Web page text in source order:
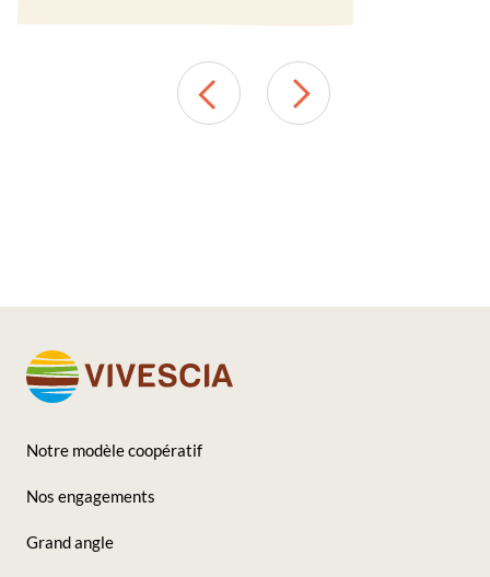
Seconde
Notre modèle coopératif
Nos engagements
Grand angle